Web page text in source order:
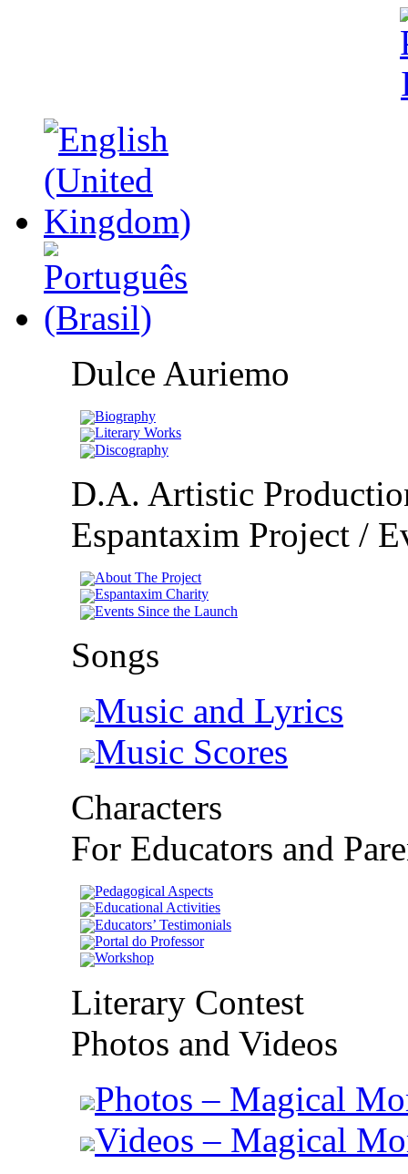
Dulce Auriemo
Biography
Literary Works
Discography
D.A. Artistic
Espantaxim Project /
About The Project
Espantaxim Charity
Events Since the Launch
Songs
Music and Lyrics
Music Scores
Characters
For Educators and
Pedagogical Aspects
Educational Activities
Educators’ Testimonials
Portal do Professor
Workshop
Literary Contest
Photos and Videos
Photos – Magical
Videos – Magical